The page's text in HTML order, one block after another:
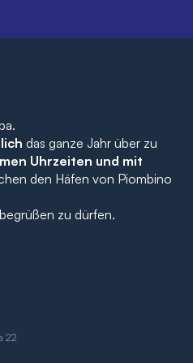
das ganze Jahr über zu
Uhrzeiten und mit
den Häfen von Piombino
zu dürfen.
22